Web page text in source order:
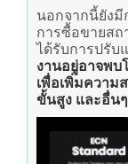
นอกจากนี้ยังมี
การซื้อขายสถ
ได้รับการปรับ
งานอยู่อาจพบ
เพื่อเพิ่มความ
ขั้นสูง และอื่นๆ